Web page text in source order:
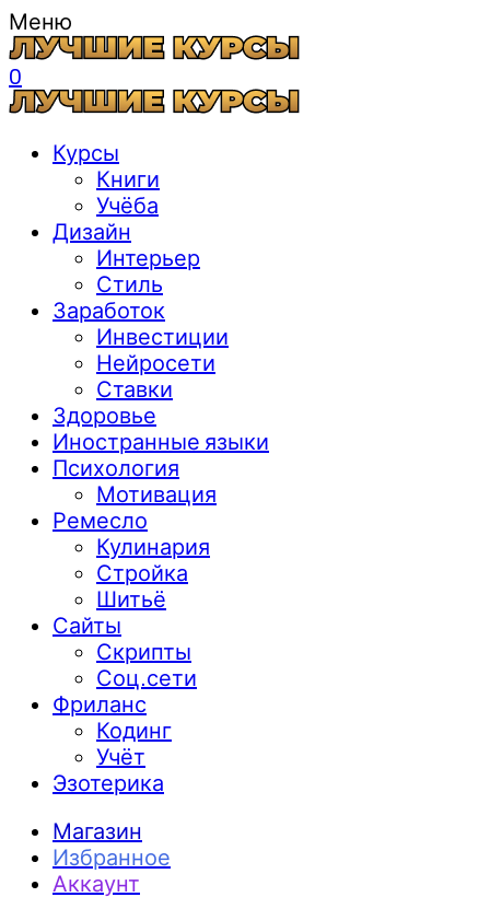
Меню
0
Курсы
Книги
Учёба
Дизайн
Интерьер
Стиль
Заработок
Инвестиции
Нейросети
Ставки
Здоровье
Иностранные языки
Психология
Мотивация
Ремесло
Кулинария
Стройка
Шитьё
Сайты
Скрипты
Соц.сети
Фриланс
Кодинг
Учёт
Эзотерика
Магазин
Избранное
Аккаунт